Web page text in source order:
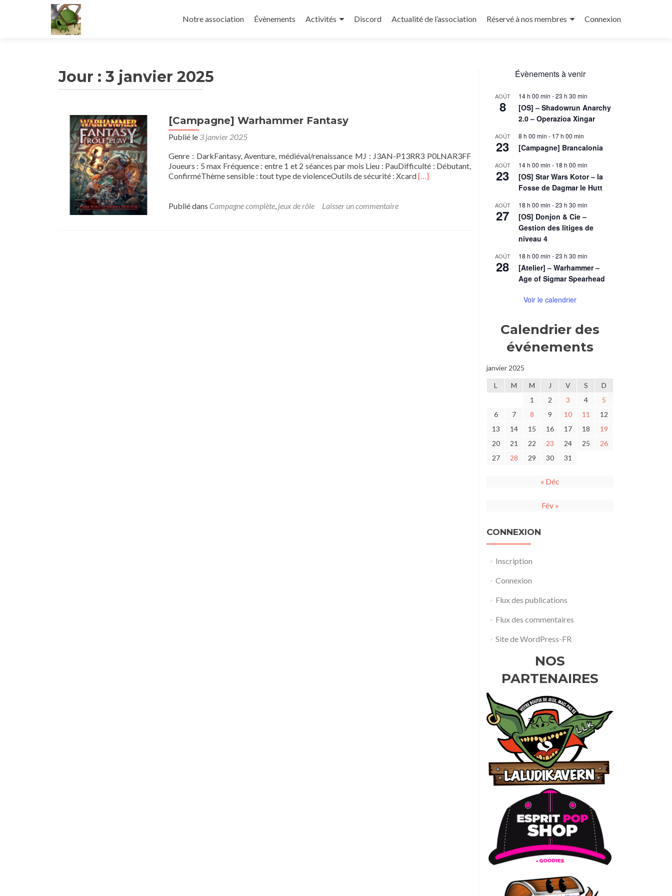
au
Notre association Évènements Activités Discord Actualité de l’association Réservé à nos membres Connexion
Jour : 3 janvier 2025
[Campagne] Warhammer Fantasy
Publié le 3 janvier 2025
Genre : DarkFantasy, Aventure, médiéval/renaissance MJ : J3AN-P13RR3 P0LNAR3FF
Joueurs : 5 max Fréquence : entre 1 et 2 séances par mois Lieu : PauDifficulté : Débutant,
ConfirméThème sensible : tout type de violenceOutils de sécurité : XcardEn
[…]
Publié dans Campagne complète, jeux de rôle Laisser un commentaire
Évènements à venir
AOÛT
8
14 h 00 min -23 h 30 min
[OS] – Shadowrun Anarchy
2.0 – Operazioa Xingar
AOÛT
23
8 h 00 min - 17 h 00 min
[Campagne] Brancalonia
AOÛT
23
14 h 00 min - 18 h 00 min
[OS] Star Wars Kotor – la
Fosse de Dagmar le Hutt
AOÛT
27
18 h 00 min -23 h 30 min
[OS] Donjon & Cie –
Gestion des litiges de
niveau 4
AOÛT
28
18 h 00 min -23 h 30 min
[Atelier] – Warhammer –
Age of Sigmar Spearhead
Voir le calendrier
Calendrier des
événements
janvier 2025
L M M J V S
D
1
2 3 4
5
6
7 8 9 10 11
12
13
14 15 16 17 18
19
20
21 22 23 24 25
26
27
28 29 30 31
« Déc
Fév »
CONNEXION
Inscription
Connexion
Flux des publications
Flux des commentaires
Site de WordPress-FR
NOS
PARTENAIRES